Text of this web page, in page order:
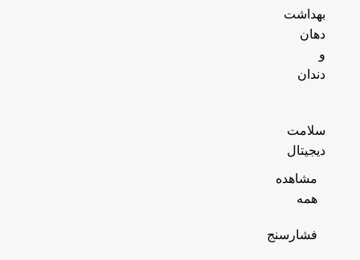
بهداشت
دهان
و
دندان
سلامت
دیجیتال
مشاهده
همه
فشارسنج